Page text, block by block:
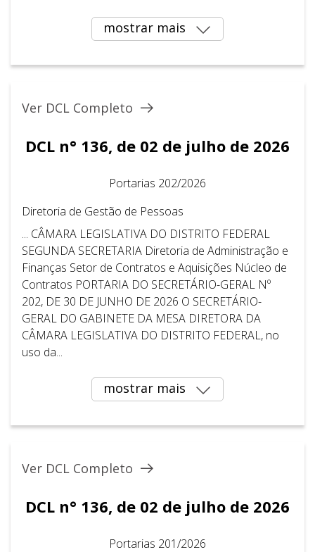
mostrar mais
Ver DCL Completo
DCL n° 136, de 02 de julho de 2026
Portarias 202/2026
Diretoria de Gestão de Pessoas
... CÂMARA LEGISLATIVA DO DISTRITO FEDERAL ​ ​
SEGUNDA SECRETARIA Diretoria de Administração e
Finanças Setor de Contratos e Aquisições Núcleo de
Contratos PORTARIA DO SECRETÁRIO-GERAL Nº
202, DE 30 DE JUNHO DE 2026 O SECRETÁRIO-
GERAL DO GABINETE DA MESA DIRETORA DA
CÂMARA LEGISLATIVA DO DISTRITO FEDERAL, no
uso da...
mostrar mais
Ver DCL Completo
DCL n° 136, de 02 de julho de 2026
Portarias 201/2026